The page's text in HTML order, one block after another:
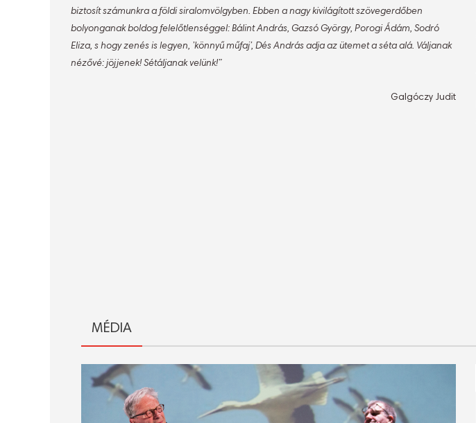
biztosít számunkra a földi siralomvölgyben. Ebben a nagy kivilágított szövegerdőben
bolyonganak boldog felelőtlenséggel: Bálint András, Gazsó György, Porogi Ádám, Sodró
Eliza, s hogy zenés is legyen, ’könnyű műfaj’, Dés András adja az ütemet a séta alá. Váljanak
nézővé: jöjjenek! Sétáljanak velünk!”
Galgóczy Judit
MÉDIA